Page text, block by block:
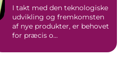
I takt med den teknologiske
udvikling og fremkomsten
af nye produkter, er behovet
for præcis o...